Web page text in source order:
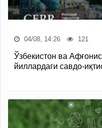
04/08, 14:26 121
Ўзбекистон ва
йиллардаги савдо-